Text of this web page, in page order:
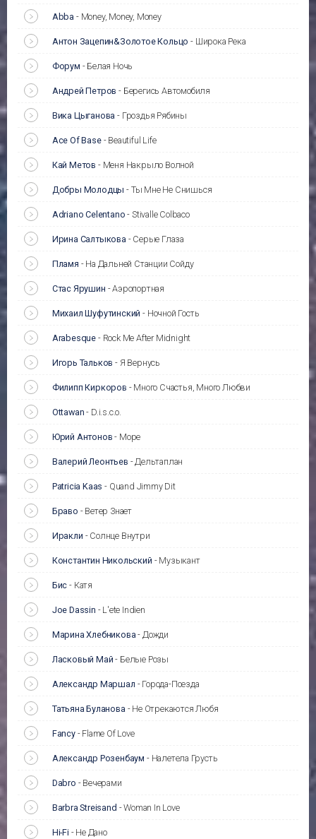
Abba - Money, Money, Money
Антон Зацепин&Золотое Кольцо - Широка Река
Форум - Белая Ночь
Андрей Петров - Берегись Автомобиля
Вика Цыганова - Гроздья Рябины
Ace Of Base- Beautiful Life
Кай Метов - Меня Накрыло Волной
Добры Молодцы - Ты Мне Не Снишься
Adriano Celentano - Stivalle Colbaco
Ирина Салтыкова - Серые Глаза
Пламя - На Дальней Станции Сойду
Стас Ярушин -Аэропортная
Михаил Шуфутинский - Ночной Гость
Arabesque - Rock Me After Midnight
Игорь Тальков - Я Вернусь
Филипп Киркоров - Много Счастья, Много Любви
Ottawan - D.i.s.c.o.
Юрий Антонов - Море
Валерий Леонтьев -Дельтаплан
Patricia Kaas - Quand Jimmy Dit
Браво - Ветер Знает
Иракли - Солнце Внутри
Константин Никольский - Музыкант
Бис - Катя
Joe Dassin - L'ete Indien
Марина Хлебникова - Дожди
Ласковый Май - Белые Розы
Александр Маршал - Города-Поезда
Татьяна Буланова - Не Отрекаются Любя
Fancy- Flame Of Love
Александр Розенбаум - Налетела Грусть
Dabro - Вечерами
Barbra Streisand -Woman In Love
Hi-Fi - Не Дано